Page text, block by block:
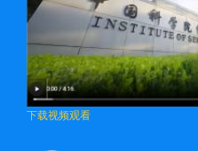
下载视频观看